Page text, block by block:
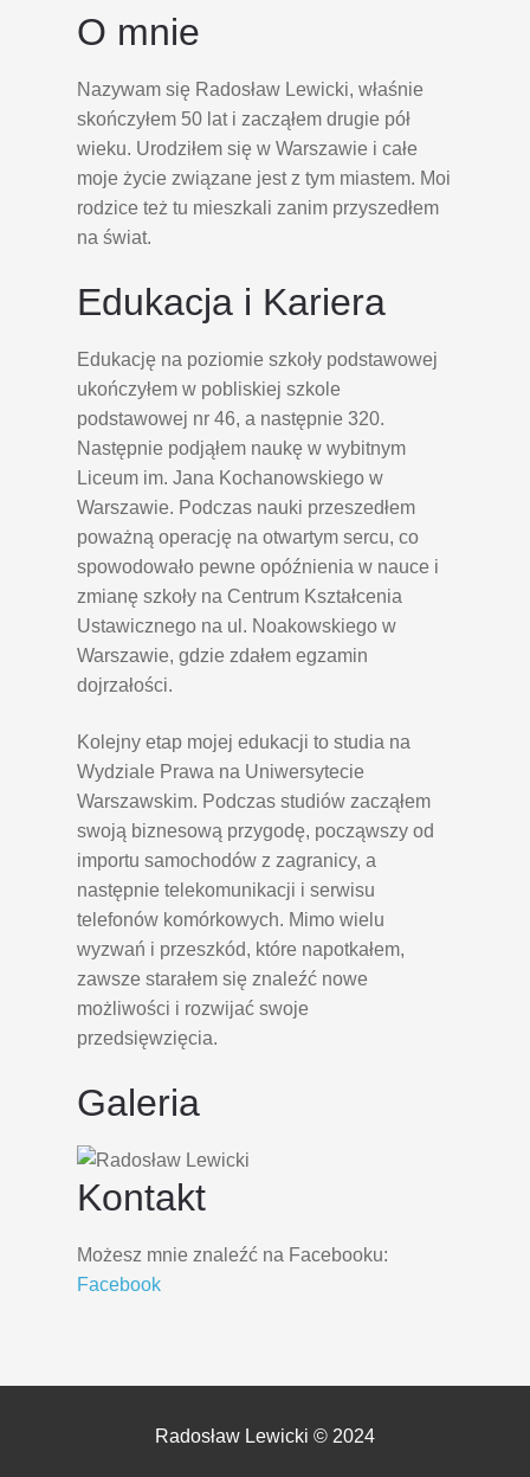
O mnie
Nazywam się Radosław Lewicki, właśnie
skończyłem 50 lat i zacząłem drugie pół
wieku. Urodziłem się w Warszawie i całe
moje życie związane jest z tym miastem. Moi
rodzice też tu mieszkali zanim przyszedłem
na świat.
Edukacja i Kariera
Edukację na poziomie szkoły podstawowej
ukończyłem w pobliskiej szkole
podstawowej nr 46, a następnie 320.
Następnie podjąłem naukę w wybitnym
Liceum im. Jana Kochanowskiego w
Warszawie. Podczas nauki przeszedłem
poważną operację na otwartym sercu, co
spowodowało pewne opóźnienia w nauce i
zmianę szkoły na Centrum Kształcenia
Ustawicznego na ul. Noakowskiego w
Warszawie, gdzie zdałem egzamin
dojrzałości.
Kolejny etap mojej edukacji to studia na
Wydziale Prawa na Uniwersytecie
Warszawskim. Podczas studiów zacząłem
swoją biznesową przygodę, począwszy od
importu samochodów z zagranicy, a
następnie telekomunikacji i serwisu
telefonów komórkowych. Mimo wielu
wyzwań i przeszkód, które napotkałem,
zawsze starałem się znaleźć nowe
możliwości i rozwijać swoje
przedsięwzięcia.
Galeria
Kontakt
Możesz mnie znaleźć na Facebooku:
Facebook
Radosław Lewicki © 2024